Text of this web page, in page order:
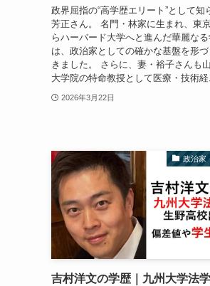
政界屈指の“高学歴エリート”として知
芳正さん。 名門・林家に生まれ、東
らハーバード大学へと進んだ華麗な
は、政治家としての確かな基盤を形
きました。 さらに、妻・裕子さんも
大学院の特命教授として医療・技術経
2026年3月22日
政治家
吉村洋文の学歴｜九州大学法学